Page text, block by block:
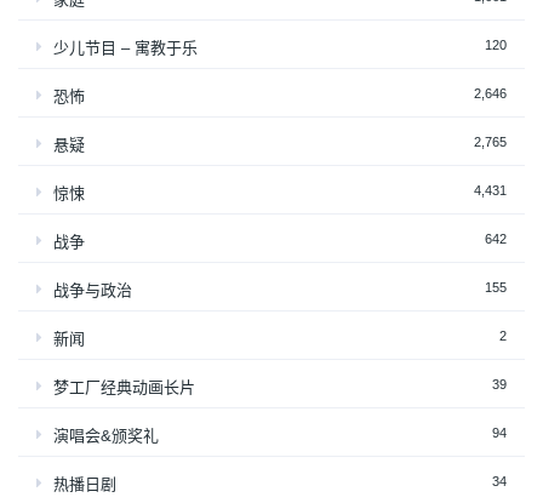
少儿节目 – 寓教于乐 120
恐怖 2,646
悬疑 2,765
惊悚 4,431
战争 642
战争与政治 155
新闻 2
梦工厂经典动画长片 39
演唱会&颁奖礼 94
热播日剧 34